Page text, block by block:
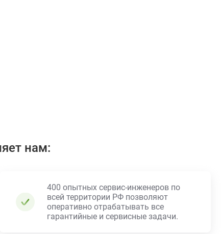
нам:
400 опытных сервис-инженеров по
всей территории РФ позволяют
оперативно отрабатывать все
гарантийные и сервисные задачи.